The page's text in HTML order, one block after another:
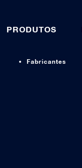
PRODUTOS
Fabricantes